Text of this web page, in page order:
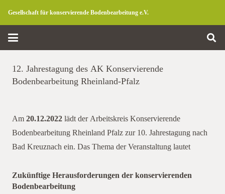
Gesellschaft für konservierende Bodenbearbeitung e.V.
12. Jahrestagung des AK Konservierende
Bodenbearbeitung Rheinland-Pfalz
Am20.12.2022lädt der Arbeitskreis Konservierende
Bodenbearbeitung Rheinland Pfalz zur 10. Jahrestagung nach
Bad Kreuznach ein. Das Thema der Veranstaltung lautet
Zukünftige Herausforderungen der konservierenden
Bodenbearbeitung